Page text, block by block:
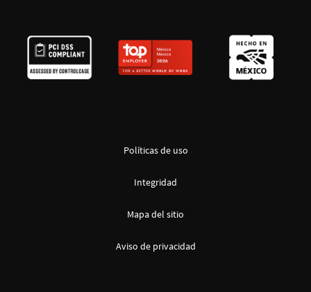
Políticas de uso
Integridad
Mapa del sitio
Aviso de privacidad